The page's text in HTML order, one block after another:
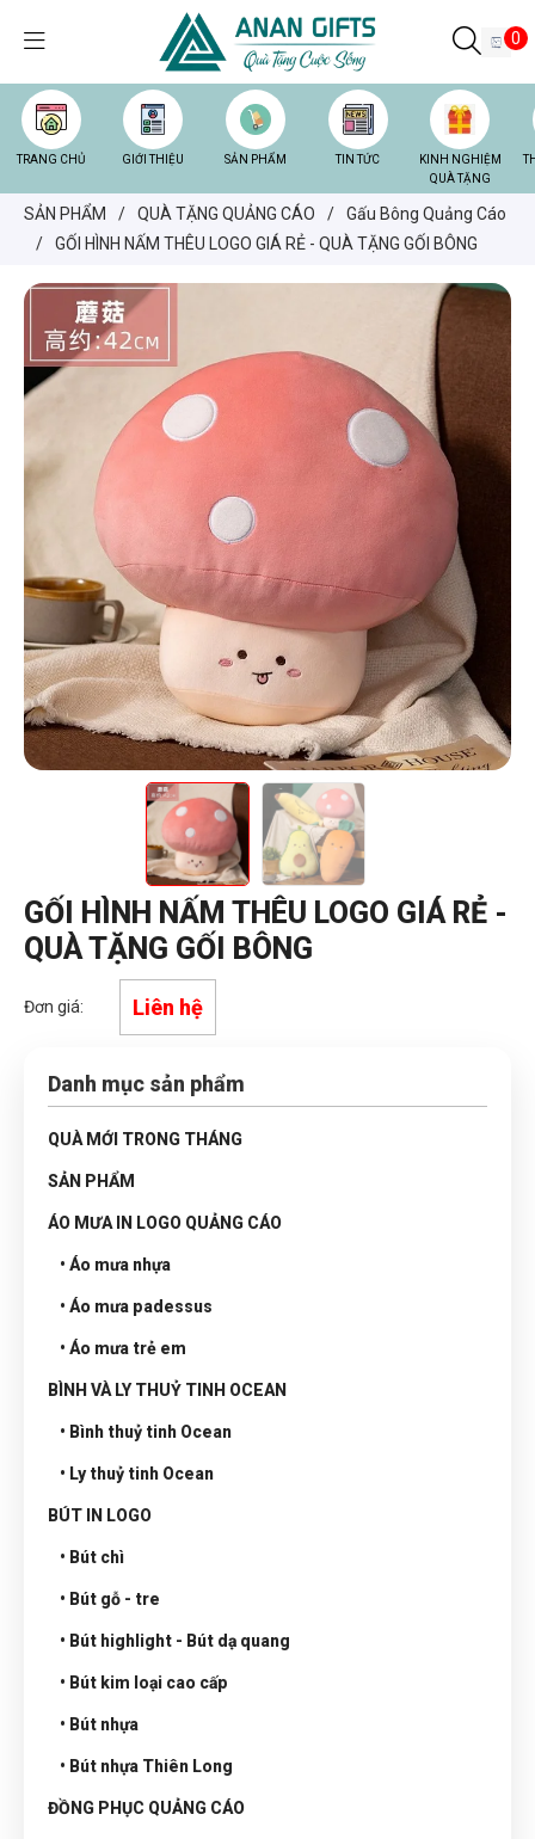
0
TRANG CHỦ GIỚI THIỆU SẢN PHẨM TIN TỨC
KINH NGHIỆM
QUÀ TẶNG
SẢN PHẨM / QUÀ TẶNG QUẢNG CÁO /
Gấu Bông Quảng Cáo
/
GỐI HÌNH NẤM THÊU LOGO GIÁ RẺ - QUÀ TẶNG GỐI BÔNG
GỐI HÌNH NẤM THÊU LOGO GIÁ RẺ -
QUÀ TẶNG GỐI BÔNG
Đơn giá: Liên hệ
Danh mục sản phẩm
QUÀ MỚI TRONG THÁNG
SẢN PHẨM
ÁO MƯA IN LOGO QUẢNG CÁO
• Áo mưa nhựa
• Áo mưa padessus
• Áo mưa trẻ em
BÌNH VÀ LY THUỶ TINH OCEAN
• Bình thuỷ tinh Ocean
• Ly thuỷ tinh Ocean
BÚT IN LOGO
• Bút chì
• Bút gỗ - tre
• Bút highlight - Bút dạ quang
• Bút kim loại cao cấp
• Bút nhựa
• Bút nhựa Thiên Long
ĐỒNG PHỤC QUẢNG CÁO